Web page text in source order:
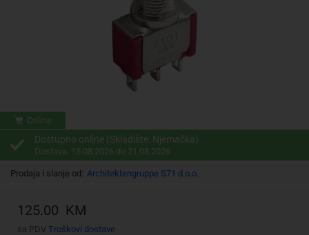
Online
Dostupno online (Skladište: Njemačka)
Dostava: 15.08.2026 do 21.08.2026
Prodaja i slanje od: Architektengruppe S71 d.o.o.
125.00 KM
sa PDV Troškovi dostave